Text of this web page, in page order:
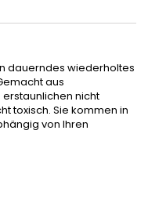
dauerndes wiederholtes
aus
erstaunlichen nicht
toxisch. Sie kommen in
von Ihren